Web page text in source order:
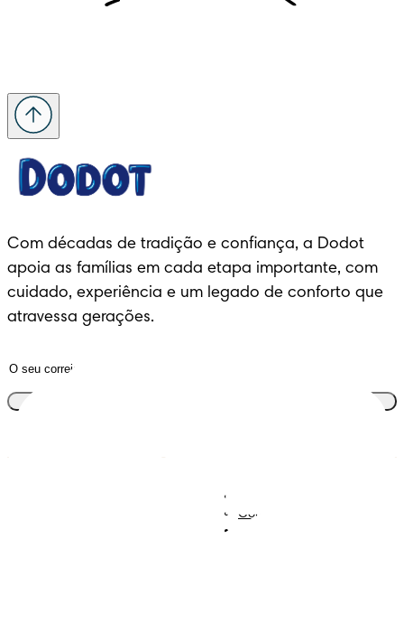
Com décadas de tradição e confiança, a Dodot
apoia as famílias em cada etapa importante, com
cuidado, experiência e um legado de conforto que
atravessa gerações.
Contacta-nos